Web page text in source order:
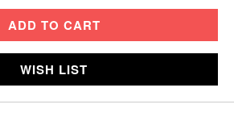
70.5 56 52
27
74.5 60
78.5 64 60 29
ADD TO CART
WISH LIST